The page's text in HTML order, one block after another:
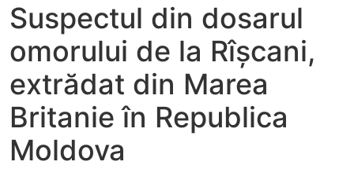
Suspectul din dosarul
omorului de la Rîșcani,
extrădat din Marea
Britanie în Republica
Moldova